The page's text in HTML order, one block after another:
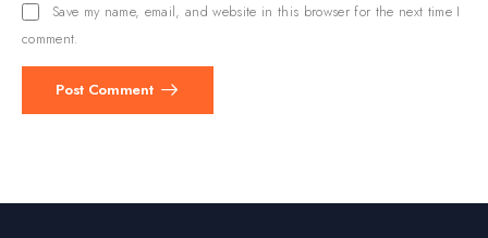
Save my name, email, and website in this browser for the next time I
comment.
Post Comment